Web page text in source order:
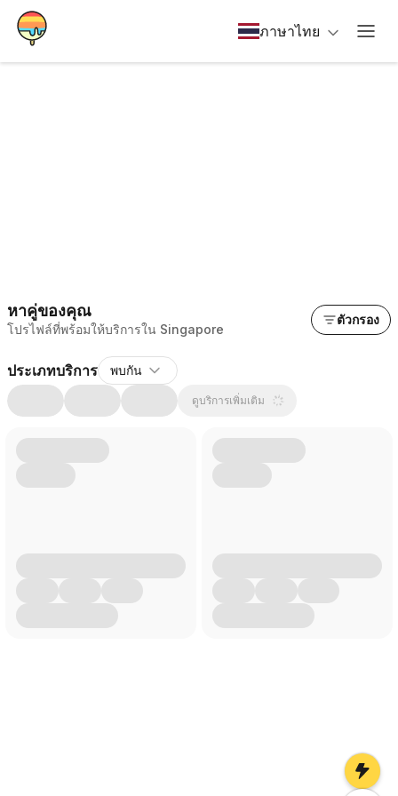
ภาษาไทย
หาคู่ของคุณ
โปรไฟล์ที่พร้อมให้บริการใน Singapore
ตัวกรอง
ประเภทบริการ พบกัน
ดูบริการเพิ่มเติม